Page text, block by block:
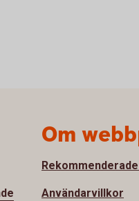
Om
Användarvillkor